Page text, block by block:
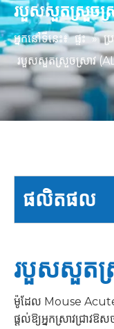
របួសសួតស្រួចស្
អ្នកនៅទីនេះ៖ ផ្ទះ » ប្
របួសសួតស្រួចស្រាវ
ផលិតផល
របួសសួតស្
ម៉ូដែល Mouse
ផ្តល់ឱ្យអ្នកស្រាវជ្រាវ